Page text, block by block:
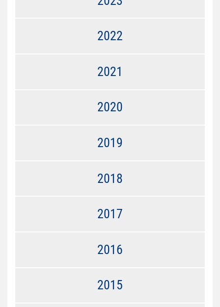
2022
2021
2020
2019
2018
2017
2016
2015